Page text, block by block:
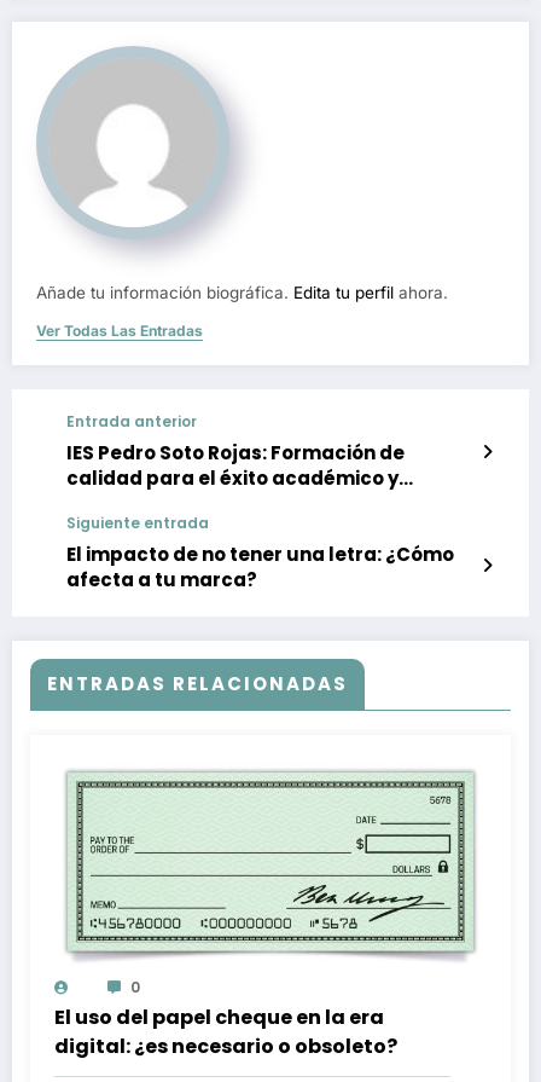
Añade tu información biográfica. Edita tu perfil ahora.
Ver Todas Las Entradas
Entrada anterior
IES Pedro Soto Rojas: Formación de
calidad para el éxito académico y
Siguiente entrada
El impacto de no tener una letra: ¿Cómo
afecta a tu marca?
ENTRADAS RELACIONADAS
0
El uso del papel cheque en la era
digital: ¿es necesario o obsoleto?